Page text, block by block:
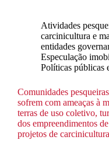
Atividades
carcinicultura e
entidades
Especulação
Políticas públicas
Comunidades
sofrem com ameaças à
terras de uso coletivo,
dos empreendimentos
projetos de carcinicultura